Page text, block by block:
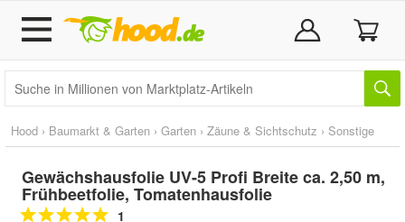
Hood › Baumarkt & Garten › Garten › Zäune & Sichtschutz › Sonstige
Gewächshausfolie UV-5 Profi Breite ca. 2,50 m,
Frühbeetfolie, Tomatenhausfolie
1